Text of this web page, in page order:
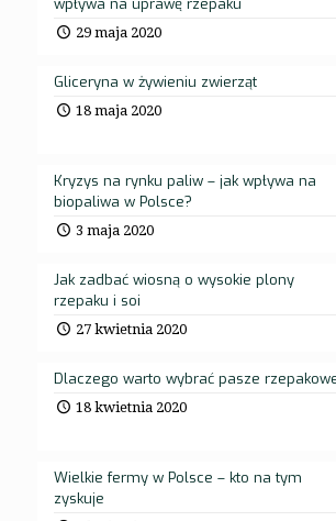
29 maja 2020
Gliceryna w żywieniu zwierząt
18 maja 2020
Kryzys na rynku paliw – jak wpływa na
biopaliwa w Polsce?
3 maja 2020
Jak zadbać wiosną o wysokie plony
rzepaku i soi
27 kwietnia 2020
Dlaczego warto wybrać pasze
18 kwietnia 2020
Wielkie fermy w Polsce – kto na tym
zyskuje